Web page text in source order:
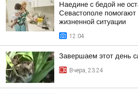
Наедине с бедой не
Севастополе
жизненной ситуации
12:04
Завершаем этот день
Вчера, 23:24